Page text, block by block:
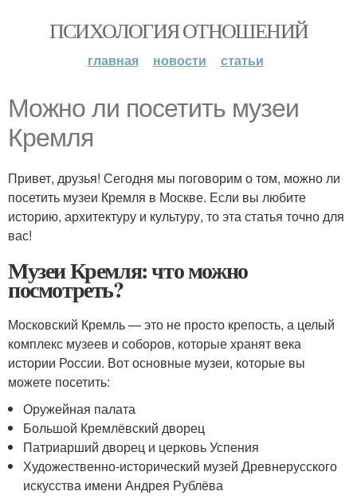
ПСИХОЛОГИЯ ОТНОШЕНИЙ
главная новости статьи
Можно ли посетить музеи
Кремля
Привет, друзья! Сегодня мы поговорим о том, можно ли
посетить музеи Кремля в Москве. Если вы любите
историю, архитектуру и культуру, то эта статья точно для
вас!
Музеи Кремля: что можно
посмотреть?
Московский Кремль — это не просто крепость, а целый
комплекс музеев и соборов, которые хранят века
истории России. Вот основные музеи, которые вы
можете посетить:
Оружейная палата
Большой Кремлёвский дворец
Патриарший дворец и церковь Успения
Художественно-исторический музей Древнерусского
искусства имени Андрея Рублёва